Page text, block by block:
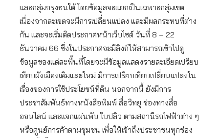
และกลุ่มกรุงธนใต้ โดยข้อมูลจะแยกเป็นเฉพาะกลุ่มเขต
เนื่องจากละเขตจะมีการเปลี่ยนแปลง และมีผลกระทบที่ต่าง
กัน และจะเริ่มติดประกาศหน้าเว็บไซต์ วันที่ 8 – 22
ธันวาคม 66 ซึ่งในประกาศจะมีลิงก์ให้สามารถเข้าไปดู
ข้อมูลของแต่ละพื้นที่โดยจะมีข้อมูลแสดงรายละเอียดเปรียบ
เทียบผังเมืองเดิมและใหม่ มีการเปรียบเทียบเปลี่ยนแปลงใน
เรื่องของการใช้ประโยชน์ที่ดิน นอกจากนี้ ยังมีการ
ประชาสัมพันธ์ทางหนังสือพิมพ์ สื่อวิทยุ ช่องทางสื่อ
ออนไลน์ และแจกแผ่นพับ ใบปลิว ตามสถานีรถไฟฟ้าต่าง ๆ
หรือศูนย์การค้าตามชุมชน เพื่อให้เข้าถึงประชาชนทุกช่อง